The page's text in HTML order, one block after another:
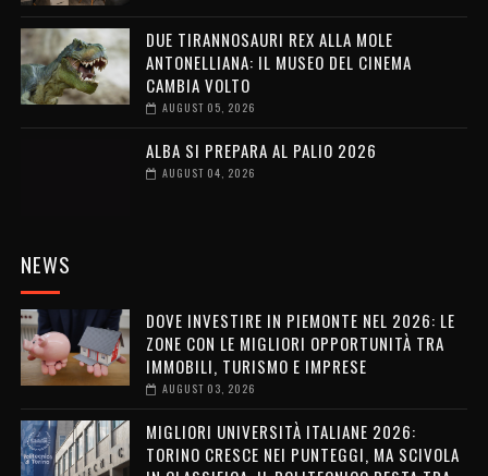
DUE TIRANNOSAURI REX ALLA MOLE
ANTONELLIANA: IL MUSEO DEL CINEMA
CAMBIA VOLTO
AUGUST 05, 2026
ALBA SI PREPARA AL PALIO 2026
AUGUST 04, 2026
NEWS
DOVE INVESTIRE IN PIEMONTE NEL 2026: LE
ZONE CON LE MIGLIORI OPPORTUNITÀ TRA
IMMOBILI, TURISMO E IMPRESE
AUGUST 03, 2026
MIGLIORI UNIVERSITÀ ITALIANE 2026:
TORINO CRESCE NEI PUNTEGGI, MA SCIVOLA